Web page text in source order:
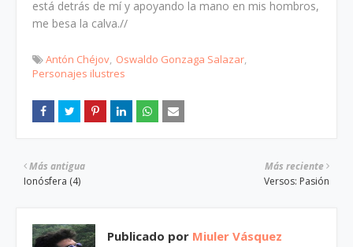
está detrás de mí y apoyando la mano en mis hombros,
me besa la calva.//
Antón Chéjov Oswaldo Gonzaga Salazar
Personajes ilustres
Más reciente
Versos: Pasión
Más antigua
Ionósfera (4)
Publicado por Miuler Vásquez